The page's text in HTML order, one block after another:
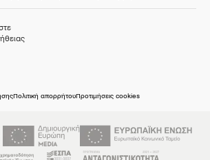
Πολιτική απορρήτουΠροτιμήσεις cookies